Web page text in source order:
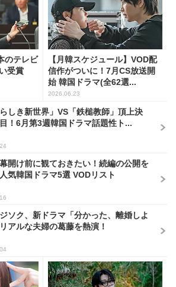
のテレビ
受賞
【月韓スケジュール】VOD配
信作がついに！7月CS放送開
始 韓国ドラマ(全62選...
2026.06.23
らしき新世界」VS「鉄槌教師」頂上決
！6月第3週韓国ドラマ話題性ト...
開け前に観ておきたい！続編の公開を
気韓国ドラマ5選 VODリスト
ソク、新ドラマ「分かった、離婚しよ
アルな夫婦の葛藤を熱演！